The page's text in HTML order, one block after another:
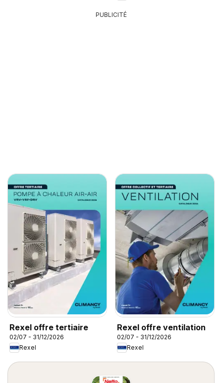
PUBLICITÉ
Rexel offre tertiaire
02/07 - 31/12/2026
Rexel
Rexel offre ventilation
02/07 - 31/12/2026
Rexel